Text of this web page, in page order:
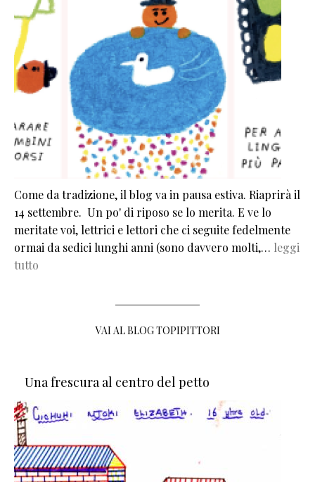
Come da tradizione, il blog va in pausa estiva. Riaprirà il
14 settembre. Un po' di riposo se lo merita. E ve lo
meritate voi, lettrici e lettori che ci seguite fedelmente
ormai da sedici lunghi anni (sono davvero molti,… leggi
tutto
VAI AL BLOG TOPIPITTORI
Una frescura al centro del petto